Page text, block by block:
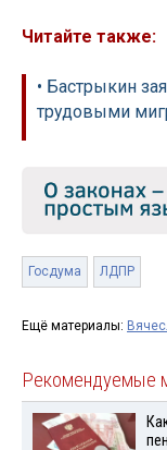
Читайте также:
• Бастрыкин
трудовыми
Госдума ЛДПР
Ещё материалы:
Рекомендуемые